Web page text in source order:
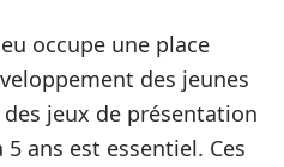
occupe une place
des jeunes
jeux de présentation
ans est essentiel. Ces